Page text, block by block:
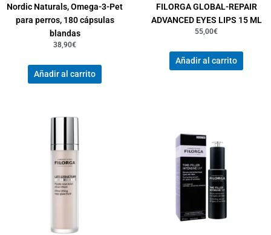
Nordic Naturals, Omega-3-Pet
para perros, 180 cápsulas
blandas
38,90€
Añadir al carrito
FILORGA GLOBAL-REPAIR
ADVANCED EYES LIPS 15 ML
55,00€
Añadir al carrito